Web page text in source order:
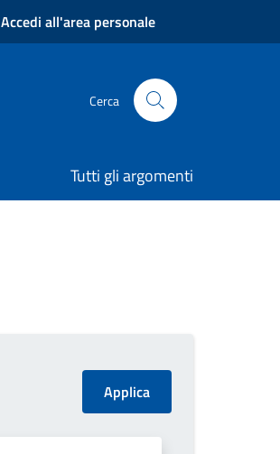
Accedi all'area personale
Cerca
Tutti gli argomenti